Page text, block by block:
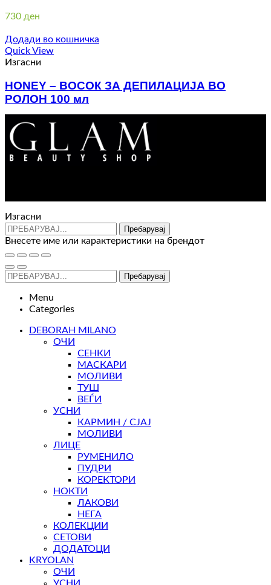
730 ден
Додади во кошничка
Quick View
Изгасни
HONEY – ВОСОК ЗА ДЕПИЛАЦИЈА ВО
РОЛОН 100 мл
110ден
Изгасни
Пребарувај
Внесете име или карактеристики на брендот
Пребарувај
Menu
Categories
DEBORAH MILANO
ОЧИ
СЕНКИ
МАСКАРИ
МОЛИВИ
ТУШ
ВЕЃИ
УСНИ
КАРМИН / СЈАЈ
МОЛИВИ
ЛИЦЕ
РУМЕНИЛО
ПУДРИ
КОРЕКТОРИ
НОКТИ
ЛАКОВИ
НЕГА
КОЛЕКЦИИ
СЕТОВИ
ДОДАТОЦИ
KRYOLAN
ОЧИ